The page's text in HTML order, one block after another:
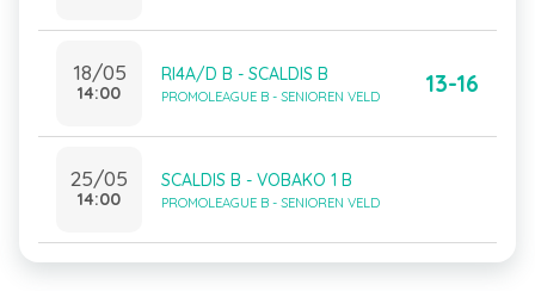
18/05
14:00
RI4A/D B - SCALDIS B
PROMOLEAGUE B - SENIOREN VELD 13-16
25/05
14:00
SCALDIS B - VOBAKO 1 B
PROMOLEAGUE B - SENIOREN VELD